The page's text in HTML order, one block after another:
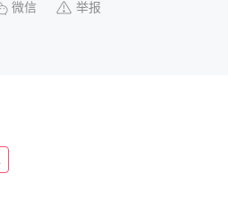
微信 举报